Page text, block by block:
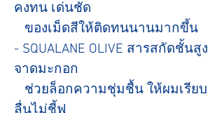
คงทน เด่นชัด
ของเม็ดสีให้ติดทนนานมากขึ้น
- SQUALANE OLIVE สารสกัดชั้นสูง
จาดมะกอก
ช่วยล็อกความชุ่มชื้น ให้ผมเรียบ